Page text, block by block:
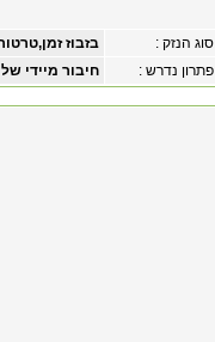
בזבוז
סוג הנזק :
חיבור מיידי
פתרון נדרש :